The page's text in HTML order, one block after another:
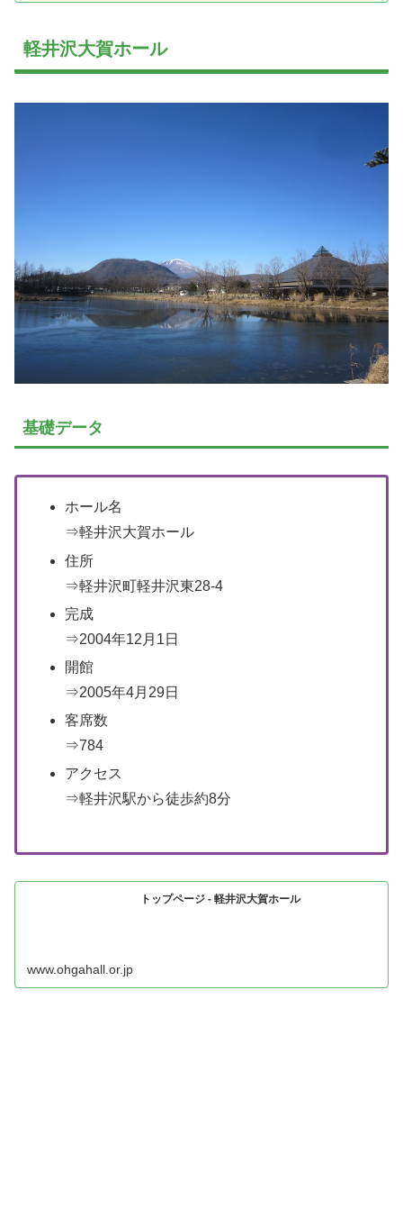
軽井沢大賀ホール
基礎データ
ホール名
⇒軽井沢大賀ホール
住所
⇒軽井沢町軽井沢東28-4
完成
⇒2004年12月1日
開館
⇒2005年4月29日
客席数
⇒784
アクセス
⇒軽井沢駅から徒歩約8分
トップページ - 軽井沢大賀ホール
www.ohgahall.or.jp